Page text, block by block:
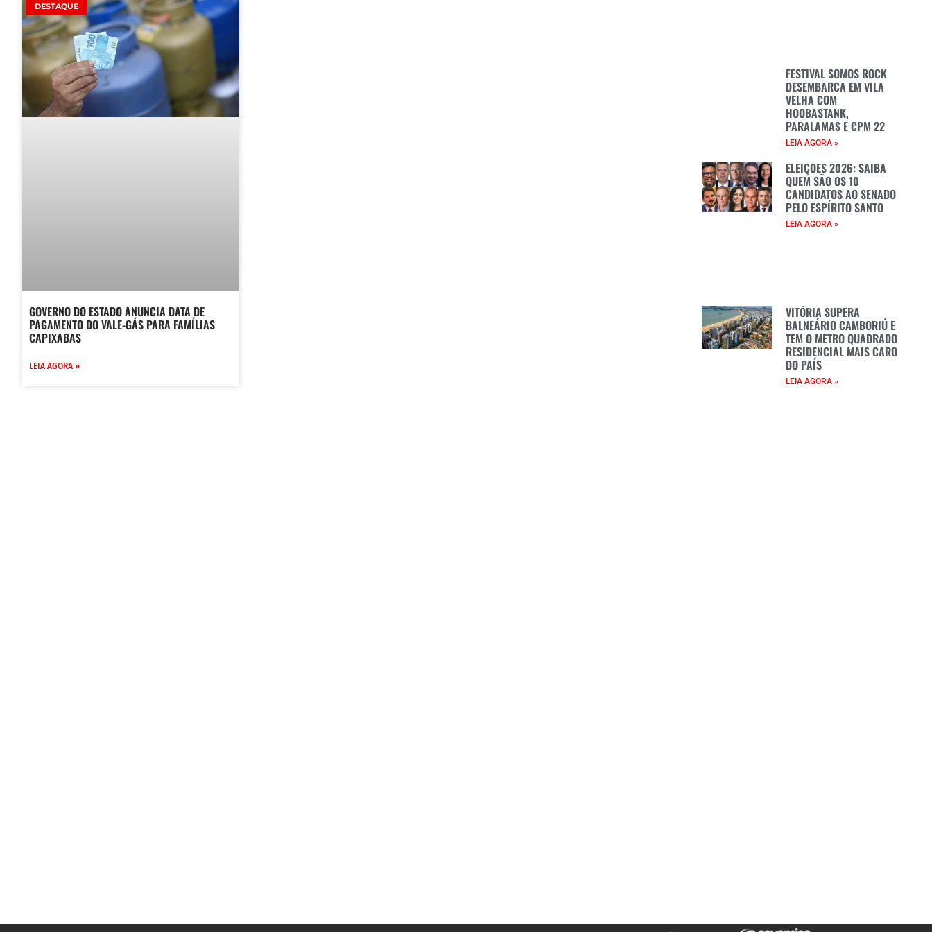
DESTAQUE
GOVERNO DO ESTADO ANUNCIA DATA DE
PAGAMENTO DO VALE-GÁS PARA FAMÍLIAS
CAPIXABAS
LEIA AGORA »
FESTIVAL SOMOS ROCK
DESEMBARCA EM VILA
VELHA COM
HOOBASTANK,
PARALAMAS E CPM 22
LEIA AGORA »
ELEIÇÕES 2026: SAIBA
QUEM SÃO OS 10
CANDIDATOS AO SENADO
PELO ESPÍRITO SANTO
LEIA AGORA »
VITÓRIA SUPERA
BALNEÁRIO CAMBORIÚ E
TEM O METRO QUADRADO
RESIDENCIAL MAIS CARO
DO PAÍS
LEIA AGORA »